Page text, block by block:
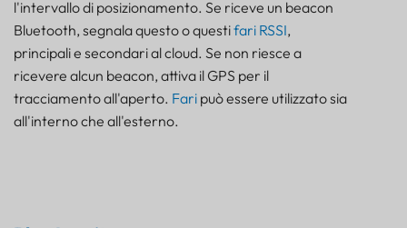
l'intervallo di posizionamento. Se riceve un beacon
Bluetooth, segnala questo o questifari RSSI,
principali e secondari al cloud. Se non riesce a
ricevere alcun beacon, attiva il GPS per il
tracciamento all'aperto. Fari può essere utilizzato sia
all'interno che all'esterno.